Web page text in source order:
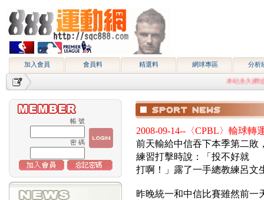
加入會員 會員料 精選料 網球專區 分析
本站永久網址
帳 號
密 碼
2008-09-14--〈CPBL〉輸球轉
前天輸給中信吞下本季第二敗
練習打擊時說：「投不好就
打啊！」露了一手總教練呂文
昨晚統一和中信比賽雖然前一